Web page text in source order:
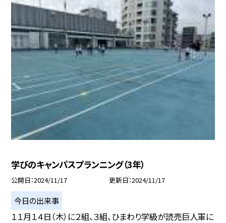
学びのキャンパスプランニング（3年）
公開日 2024/11/17 更新日 2024/11/17
今日の出来事
１１月１４日（木）に２組、３組、ひまわり学級が読売巨人軍に